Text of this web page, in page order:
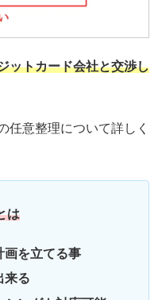
ットカード会社と交渉し
任意整理について詳しく
は
画を立てる事
来る